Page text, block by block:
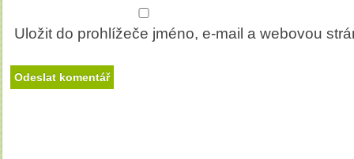
Uložit do prohlížeče jméno, e-mail a webovou